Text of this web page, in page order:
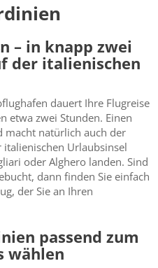
– in knapp zwei
der italienischen
dauert Ihre Flugreise
etwa zwei Stunden. Einen
macht natürlich auch der
Urlaubsinsel
oder Alghero landen. Sind
dann finden Sie einfach
der Sie an Ihren
passend zum
wählen